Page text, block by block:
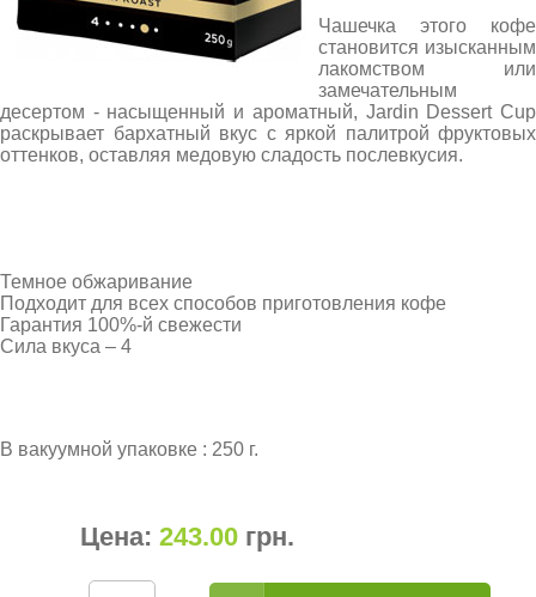
Чашечка этого кофе
становится изысканным
лакомством или
замечательным
десертом - насыщенный и ароматный, Jardin Dessert Cup
раскрывает бархатный вкус с яркой палитрой фруктовых
оттенков, оставляя медовую сладость послевкусия.
Темное обжаривание
Подходит для всех способов приготовления кофе
Гарантия 100%-й свежести
Сила вкуса – 4
В вакуумной упаковке : 250 г.
Цена: 243.00 грн.